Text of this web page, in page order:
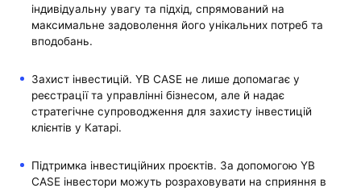
індивідуальну увагу та підхід, спрямований на
максимальне задоволення його унікальних потреб та
вподобань.
Захист інвестицій. YB CASE не лише допомагає у
реєстрації та управлінні бізнесом, але й надає
стратегічне супроводження для захисту інвестицій
клієнтів у Катарі.
Підтримка інвестиційних проєктів. За допомогою YB
CASE інвестори можуть розраховувати на сприяння в